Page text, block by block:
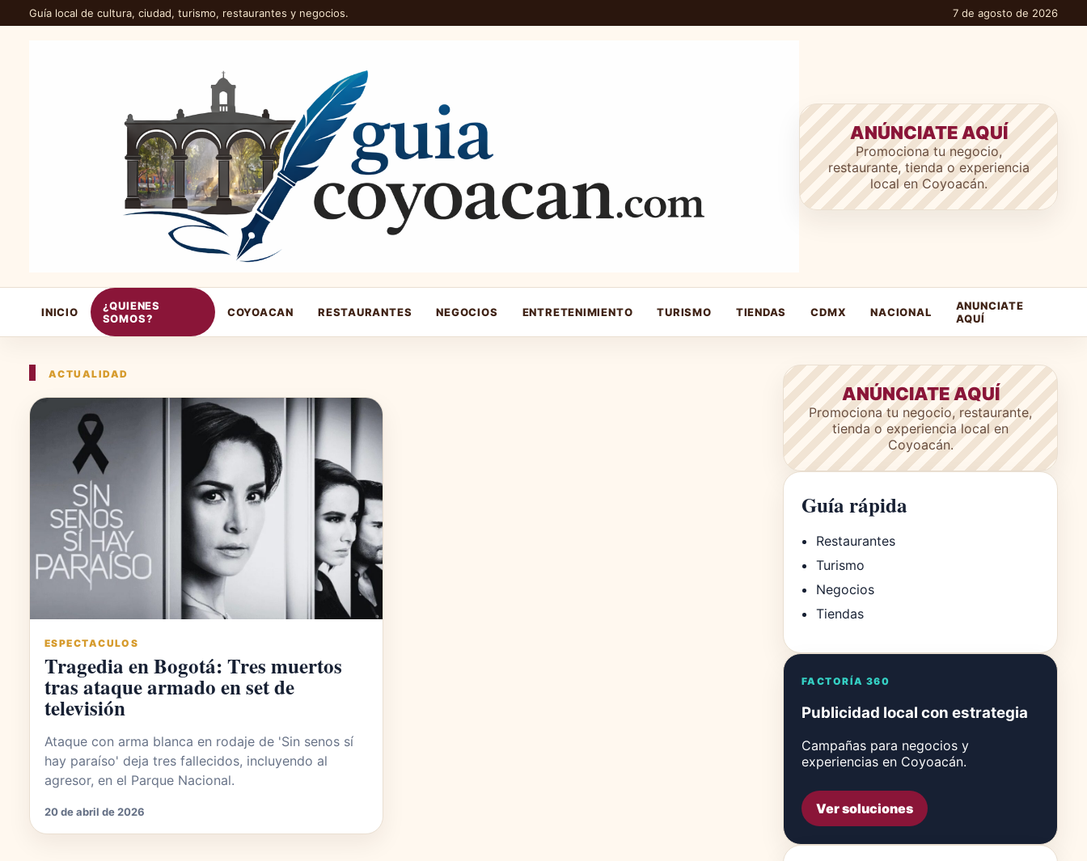
Guía local de cultura, ciudad, turismo, restaurantes y negocios. 7 de agosto de 2026
ANÚNCIATE AQUÍ
Promociona tu negocio,
restaurante, tienda o experiencia
local en Coyoacán.
INICIO
¿QUIENES
SOMOS?
COYOACAN RESTAURANTES NEGOCIOS ENTRETENIMIENTO TURISMO TIENDAS CDMX NACIONAL
ANUNCIATE
AQUÍ
ACTUALIDAD
ESPECTACULOS
Tragedia en Bogotá: Tres muertos
tras ataque armado en set de
televisión
Ataque con arma blanca en rodaje de 'Sin senos sí
hay paraíso' deja tres fallecidos, incluyendo al
agresor, en el Parque Nacional.
20 de abril de 2026
ANÚNCIATE AQUÍ
Promociona tu negocio, restaurante,
tienda o experiencia local en
Coyoacán.
Guía rápida
Restaurantes
Turismo
Negocios
Tiendas
FACTORÍA 360
Publicidad local con estrategia
Campañas para negocios y
experiencias en Coyoacán.
Ver soluciones